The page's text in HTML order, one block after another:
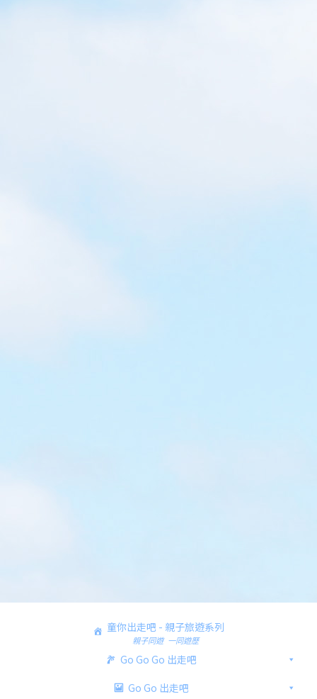
童你出走吧 - 親子旅遊系列
親子同遊 一同遊歷
Go Go Go 出走吧
Go Go 出走吧